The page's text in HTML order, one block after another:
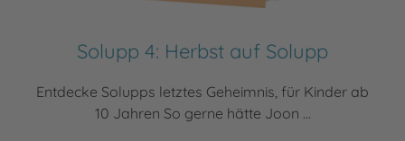
Solupp 4: Herbst auf Solupp
Entdecke Solupps letztes Geheimnis, für Kinder ab
10 Jahren So gerne hätte Joon ...